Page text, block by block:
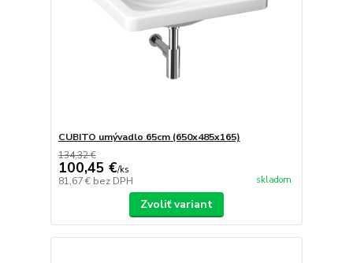
CUBITO umývadlo 65cm (650x485x165)
134,32 €
100,45 €/ks
81,67 € bez DPH skladom
Zvoliť variant